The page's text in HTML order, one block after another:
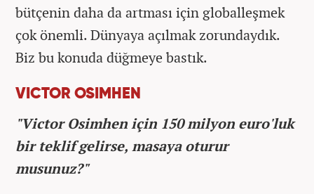
bütçenin daha da artması için globalleşmek
çok önemli. Dünyaya açılmak zorundaydık.
Biz bu konuda düğmeye bastık.
VICTOR OSIMHEN
"Victor Osimhen için 150 milyon euro'luk
bir teklif gelirse, masaya oturur
musunuz?"